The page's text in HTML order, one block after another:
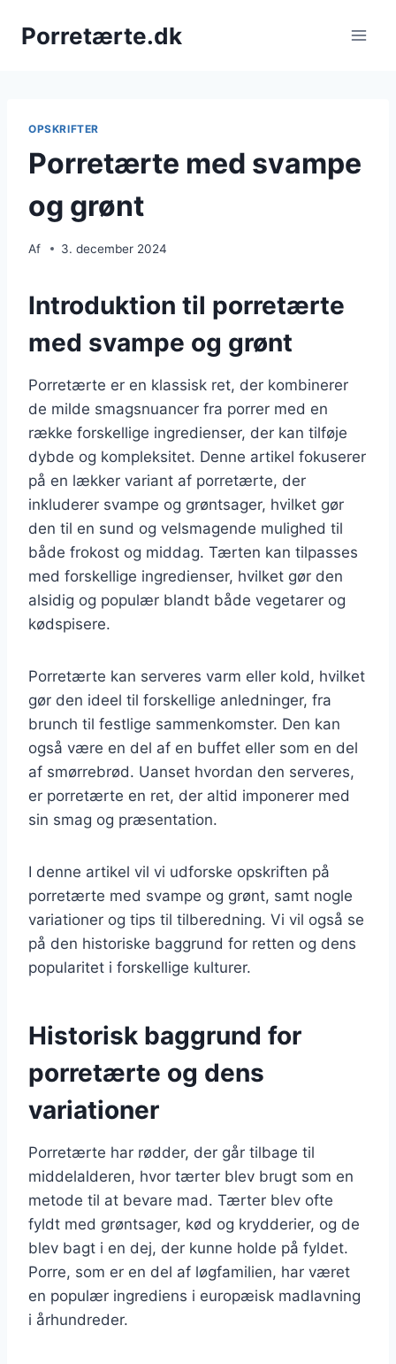
Porretærte.dk
OPSKRIFTER
Porretærte med svampe
og grønt
Af 3. december 2024
Introduktion til porretærte
med svampe og grønt
Porretærte er en klassisk ret, der kombinerer
de milde smagsnuancer fra porrer med en
række forskellige ingredienser, der kan tilføje
dybde og kompleksitet. Denne artikel fokuserer
på en lækker variant af porretærte, der
inkluderer svampe og grøntsager, hvilket gør
den til en sund og velsmagende mulighed til
både frokost og middag. Tærten kan tilpasses
med forskellige ingredienser, hvilket gør den
alsidig og populær blandt både vegetarer og
kødspisere.
Porretærte kan serveres varm eller kold, hvilket
gør den ideel til forskellige anledninger, fra
brunch til festlige sammenkomster. Den kan
også være en del af en buffet eller som en del
af smørrebrød. Uanset hvordan den serveres,
er porretærte en ret, der altid imponerer med
sin smag og præsentation.
I denne artikel vil vi udforske opskriften på
porretærte med svampe og grønt, samt nogle
variationer og tips til tilberedning. Vi vil også se
på den historiske baggrund for retten og dens
popularitet i forskellige kulturer.
Historisk baggrund for
porretærte og dens
variationer
Porretærte har rødder, der går tilbage til
middelalderen, hvor tærter blev brugt som en
metode til at bevare mad. Tærter blev ofte
fyldt med grøntsager, kød og krydderier, og de
blev bagt i en dej, der kunne holde på fyldet.
Porre, som er en del af løgfamilien, har været
en populær ingrediens i europæisk madlavning
i århundreder.